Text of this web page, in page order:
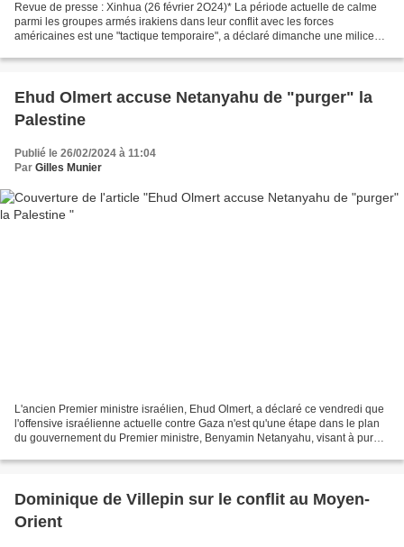
Revue de presse : Xinhua (26 février 2O24)* La période actuelle de calme
parmi les groupes armés irakiens dans leur conflit avec les forces
américaines est une "tactique temporaire", a déclaré dimanche une milice
Ehud Olmert accuse Netanyahu de "purger" la
Palestine
Publié le 26/02/2024 à 11:04
Par Gilles Munier
L'ancien Premier ministre israélien, Ehud Olmert, a déclaré ce vendredi que
l'offensive israélienne actuelle contre Gaza n'est qu'une étape dans le plan
du gouvernement du Premier ministre, Benyamin Netanyahu, visant à purger
Dominique de Villepin sur le conflit au Moyen-
Orient